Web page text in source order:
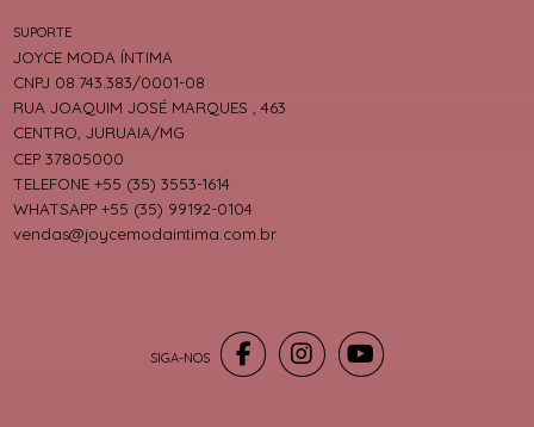
SUPORTE
JOYCE MODA ÍNTIMA
CNPJ 08.743.383/0001-08
RUA JOAQUIM JOSÉ MARQUES , 463
CENTRO, JURUAIA/MG
CEP 37805000
TELEFONE +55 (35) 3553-1614
WHATSAPP +55 (35) 99192-0104
vendas@joycemodaintima.com.br